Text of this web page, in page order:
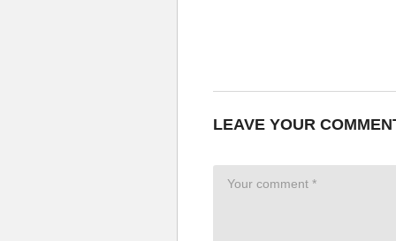
LEAVE YOUR